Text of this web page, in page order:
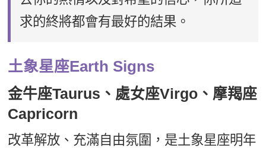
求的終將都會有最好的結果。
土象星座Earth Signs
金牛座Taurus、處女座Virgo、摩羯座
Capricorn
改革解放、充滿自由氛圍，是土象星座明年